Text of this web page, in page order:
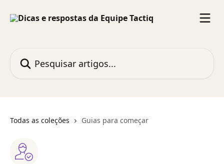
Todas as coleções Guias para começar